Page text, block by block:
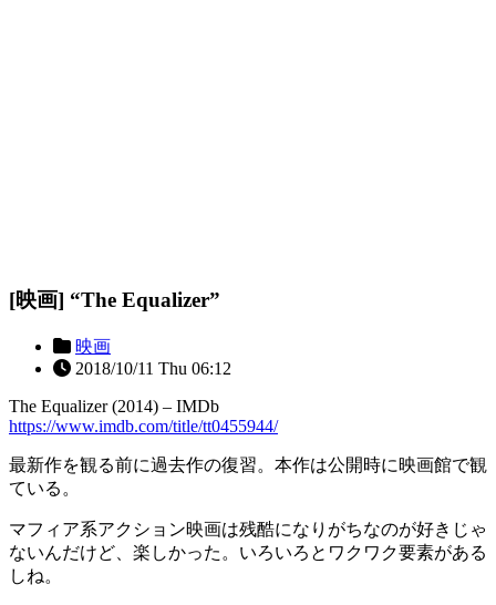
[映画] “The Equalizer”
映画
2018/10/11 Thu 06:12
The Equalizer (2014) – IMDb
https://www.imdb.com/title/tt0455944/
最新作を観る前に過去作の復習。本作は公開時に映画館で観
ている。
マフィア系アクション映画は残酷になりがちなのが好きじゃ
ないんだけど、楽しかった。いろいろとワクワク要素がある
しね。